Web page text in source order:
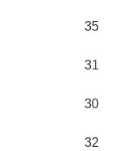
35
31
30
32